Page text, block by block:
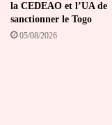
la CEDEAO et l’UA de
sanctionner le Togo
05/08/2026